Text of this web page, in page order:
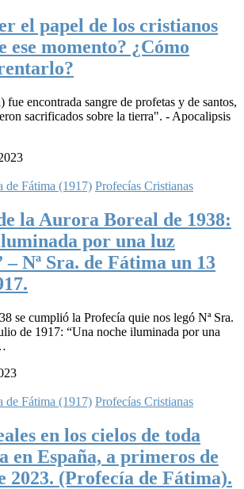
el papel de los cristianos
ese momento? ¿Cómo
encontrada sangre de profetas y de santos,
sacrificados sobre la tierra". - Apocalipsis
de Fátima (1917) Profecías Cristianas
la Aurora Boreal de 1938:
por una luz
– Nª Sra. de Fátima un 13
se cumplió la Profecía quie nos legó Nª Sra.
de 1917: “Una noche iluminada por una
de Fátima (1917) Profecías Cristianas
en los cielos de toda
en España, a primeros de
2023. (Profecía de Fátima).